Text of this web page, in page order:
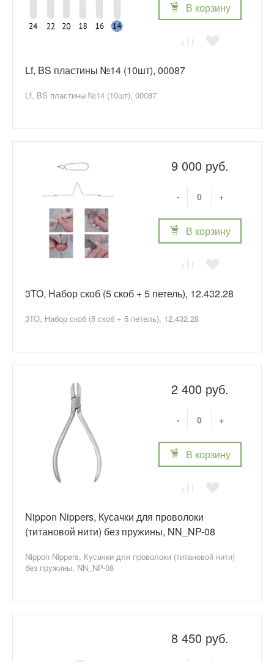
В корзину
Lf, BS пластины №14 (10шт), 00087
Lf, BS пластины №14 (10шт), 00087
9 000 руб.
- +
В корзину
3TO, Набор скоб (5 скоб + 5 петель), 12.432.28
3TO, Набор скоб (5 скоб + 5 петель), 12.432.28
2 400 руб.
- +
В корзину
Nippon Nippers, Кусачки для проволоки
(титановой нити) без пружины, NN_NP-08
Nippon Nippers, Кусачки для проволоки (титановой нити)
без пружины, NN_NP-08
8 450 руб.